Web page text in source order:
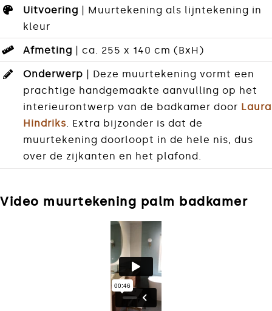
Uitvoering | Muurtekening als lijntekening in
kleur
Afmeting | ca. 255 x 140 cm (BxH)
Onderwerp | Deze muurtekening vormt een
prachtige handgemaakte aanvulling op het
interieurontwerp van de badkamer door Laura
Hindriks. Extra bijzonder is dat de
muurtekening doorloopt in de hele nis, dus
over de zijkanten en het plafond.
Video muurtekening palm badkamer